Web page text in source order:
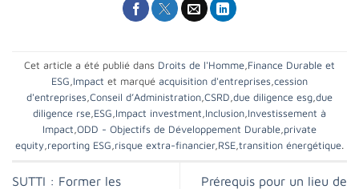
Cet article a été publié dans Droits de l'Homme Finance Durable et
ESG Impact et marqué acquisition d'entreprises cession
d'entreprises Conseil d’Administration CSRD due diligence esg due
diligence rse ESG Impact investment Inclusion Investissement à
Impact ODD - Objectifs de Développement Durable private
equity reporting ESG risque extra-financier, RSE transition énergétique.
SUTTI : Former les
Prérequis pour un lieu de